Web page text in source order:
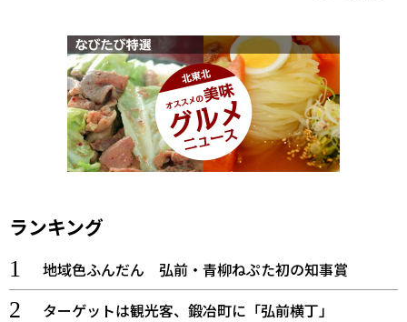
ランキング
地域色ふんだん 弘前・青柳ねぷた初の知事賞
ターゲットは観光客、鍛冶町に「弘前横丁」